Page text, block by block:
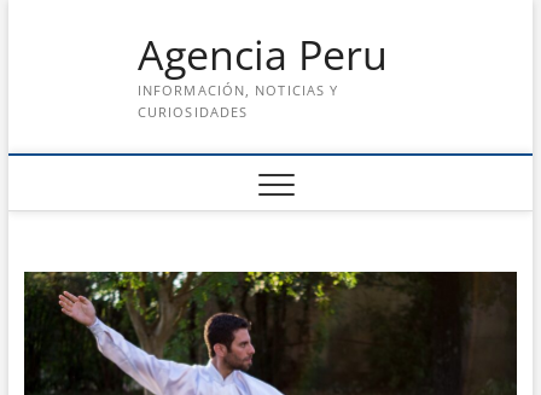
Agencia Peru
INFORMACIÓN, NOTICIAS Y
CURIOSIDADES